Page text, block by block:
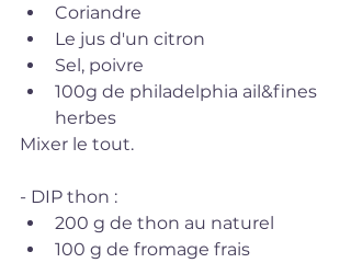
Coriandre
Le jus d'un citron
Sel, poivre
100g de philadelphia ail&fines
herbes
Mixer le tout.
- DIP thon :
200 g de thon au naturel
100 g de fromage frais